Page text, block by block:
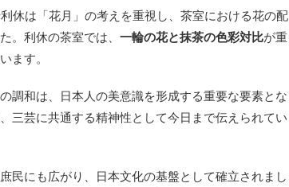
休は「花月」の考えを重視し、茶室における花の配
。利休の茶室では、 一輪の花と抹茶の色彩対比が重
ます。
調和は、日本人の美意識を形成する重要な要素とな
三芸に共通する精神性として今日まで伝えられてい
民にも広がり、日本文化の基盤として確立されまし